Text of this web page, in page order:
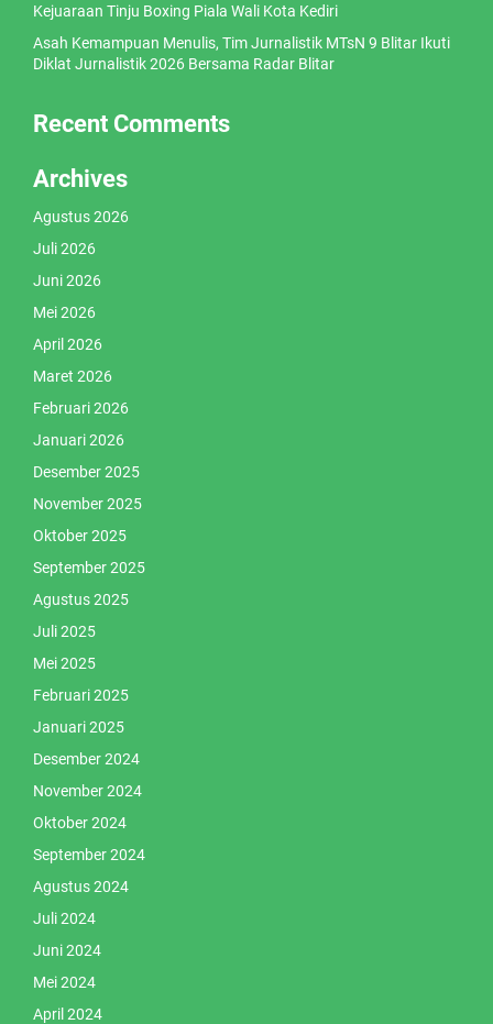
Kejuaraan Tinju Boxing Piala Wali Kota Kediri
Asah Kemampuan Menulis, Tim Jurnalistik MTsN 9 Blitar Ikuti
Diklat Jurnalistik 2026 Bersama Radar Blitar
Recent Comments
Archives
Agustus 2026
Juli 2026
Juni 2026
Mei 2026
April 2026
Maret 2026
Februari 2026
Januari 2026
Desember 2025
November 2025
Oktober 2025
September 2025
Agustus 2025
Juli 2025
Mei 2025
Februari 2025
Januari 2025
Desember 2024
November 2024
Oktober 2024
September 2024
Agustus 2024
Juli 2024
Juni 2024
Mei 2024
April 2024